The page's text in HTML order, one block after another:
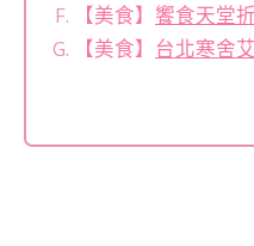
【美食】 饗食天堂
【美食】 台北寒舍